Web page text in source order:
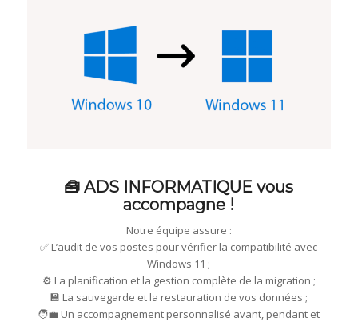
🧰 ADS INFORMATIQUE vous
accompagne !
Notre équipe assure :
✅ L’audit de vos postes pour vérifier la compatibilité avec
Windows 11 ;
⚙️ La planification et la gestion complète de la migration ;
💾 La sauvegarde et la restauration de vos données ;
🧑‍💼 Un accompagnement personnalisé avant, pendant et